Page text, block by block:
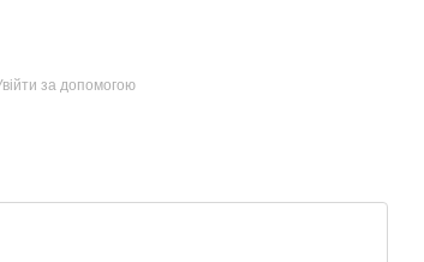
за допомогою